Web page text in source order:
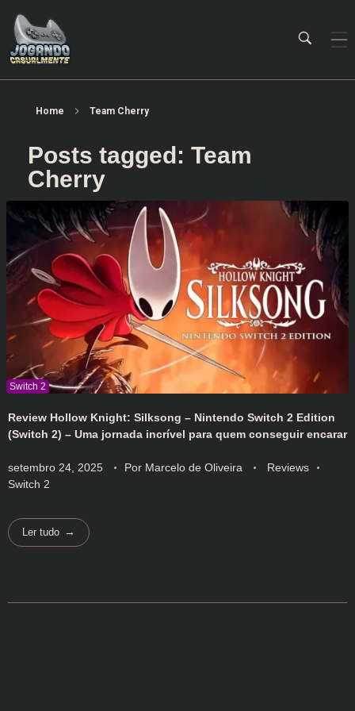
Home Team Cherry
Posts tagged: Team
Cherry
Review Hollow Knight: Silksong – Nintendo Switch 2 Edition
(Switch 2) – Uma jornada incrível para quem conseguir encarar
setembro 24, 2025 Por Marcelo de Oliveira
Reviews
Switch 2
Ler tudo